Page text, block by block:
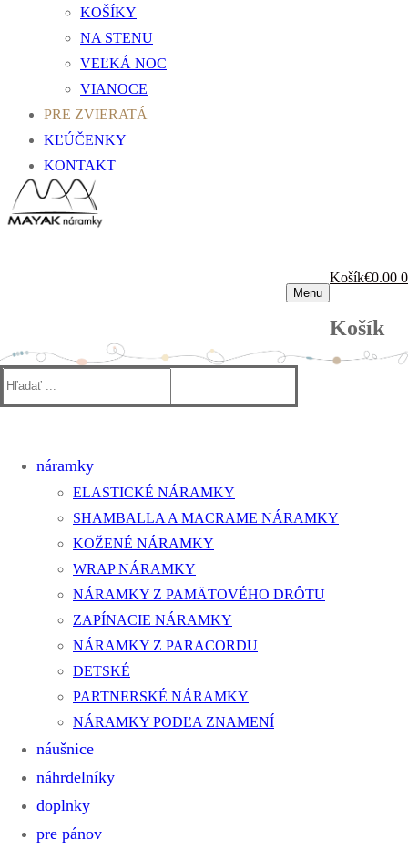
KOŠÍKY
NA STENU
VEĽKÁ NOC
VIANOCE
PRE ZVIERATÁ
KĽÚČENKY
KONTAKT
Menu
Košík€0.00 0
Košík
Hľadať:
náramky
ELASTICKÉ NÁRAMKY
SHAMBALLA A MACRAME NÁRAMKY
KOŽENÉ NÁRAMKY
WRAP NÁRAMKY
NÁRAMKY Z PAMÄTOVÉHO DRÔTU
ZAPÍNACIE NÁRAMKY
NÁRAMKY Z PARACORDU
DETSKÉ
PARTNERSKÉ NÁRAMKY
NÁRAMKY PODĽA ZNAMENÍ
náušnice
náhrdelníky
doplnky
pre pánov